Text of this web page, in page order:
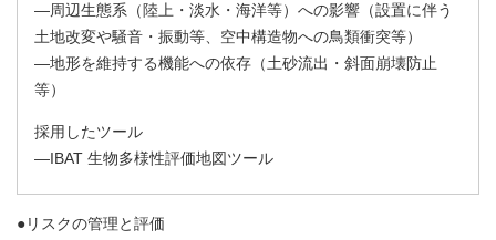
―周辺生態系（陸上・淡水・海洋等）への影響（設置に伴う
土地改変や騒音・振動等、空中構造物への鳥類衝突等）
―地形を維持する機能への依存（土砂流出・斜面崩壊防止
等）
採用したツール
―IBAT 生物多様性評価地図ツール
●リスクの管理と評価